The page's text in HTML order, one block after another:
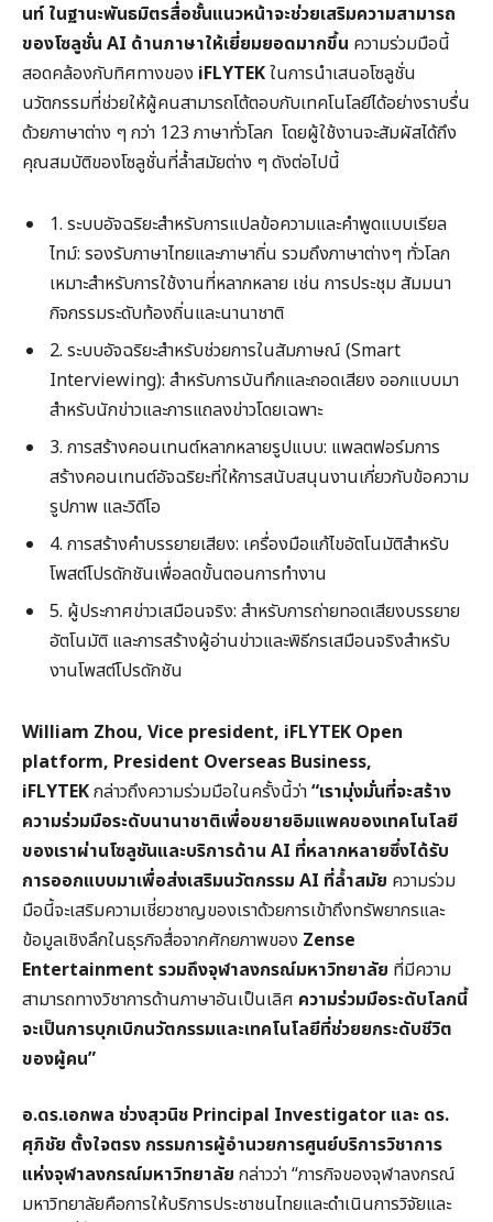
นท์ ในฐานะพันธมิตรสื่อชั้นแนวหน้าจะช่วยเสริมความสามารถ
ของโซลูชั่น AI ด้านภาษาให้เยี่ยมยอดมากขึ้น ความร่วมมือนี้
สอดคล้องกับทิศทางของ iFLYTEKในการนำเสนอโซลูชั่น
นวัตกรรมที่ช่วยให้ผู้คนสามารถโต้ตอบกับเทคโนโลยีได้อย่างราบรื่น
ด้วยภาษาต่าง ๆ กว่า 123 ภาษาทั่วโลก โดยผู้ใช้งานจะสัมผัสได้ถึง
คุณสมบัติของโซลูชั่นที่ล้ำสมัยต่าง ๆ ดังต่อไปนี้
1. ระบบอัจฉริยะสำหรับการแปลข้อความและคำพูดแบบเรียล
ไทม์: รองรับภาษาไทยและภาษาถิ่น รวมถึงภาษาต่างๆ ทั่วโลก
เหมาะสำหรับการใช้งานที่หลากหลาย เช่น การประชุม สัมมนา
กิจกรรมระดับท้องถิ่นและนานาชาติ
2. ระบบอัจฉริยะสำหรับช่วยการในสัมภาษณ์ (Smart
Interviewing): สำหรับการบันทึกและถอดเสียง ออกแบบมา
สำหรับนักข่าวและการแถลงข่าวโดยเฉพาะ
3. การสร้างคอนเทนต์หลากหลายรูปแบบ: แพลตฟอร์มการ
สร้างคอนเทนต์อัจฉริยะที่ให้การสนับสนุนงานเกี่ยวกับข้อความ
รูปภาพ และวิดีโอ
4. การสร้างคำบรรยายเสียง: เครื่องมือแก้ไขอัตโนมัติสำหรับ
โพสต์โปรดักชันเพื่อลดขั้นตอนการทำงาน
5. ผู้ประกาศข่าวเสมือนจริง: สำหรับการถ่ายทอดเสียงบรรยาย
อัตโนมัติ และการสร้างผู้อ่านข่าวและพิธีกรเสมือนจริงสำหรับ
งานโพสต์โปรดักชัน
William Zhou, Vice president, iFLYTEK Open
platform, President Overseas Business,
iFLYTEKกล่าวถึงความร่วมมือในครั้งนี้ว่า“เรามุ่งมั่นที่จะสร้าง
ความร่วมมือระดับนานาชาติเพื่อขยายอิมแพคของเทคโนโลยี
ของเราผ่านโซลูชันและบริการด้าน AI ที่หลากหลายซึ่งได้รับ
การออกแบบมาเพื่อส่งเสริมนวัตกรรม AI ที่ล้ำสมัย ความร่วม
มือนี้จะเสริมความเชี่ยวชาญของเราด้วยการเข้าถึงทรัพยากรและ
ข้อมูลเชิงลึกในธุรกิจสื่อจากศักยภาพของ Zense
Entertainment รวมถึงจุฬาลงกรณ์มหาวิทยาลัย ที่มีความ
สามารถทางวิชาการด้านภาษาอันเป็นเลิศ ความร่วมมือระดับโลกนี้
จะเป็นการบุกเบิกนวัตกรรมและเทคโนโลยีที่ช่วยยกระดับชีวิต
ของผู้คน”
อ.ดร.เอกพล ช่วงสุวนิช Principal Investigator และ ดร.
ศุภิชัย ตั้งใจตรง กรรมการผู้อำนวยการศูนย์บริการวิชาการ
แห่งจุฬาลงกรณ์มหาวิทยาลัย กล่าวว่า “ภารกิจของจุฬาลงกรณ์
มหาวิทยาลัยคือการให้บริการประชาชนไทยและดำเนินการวิจัยและ